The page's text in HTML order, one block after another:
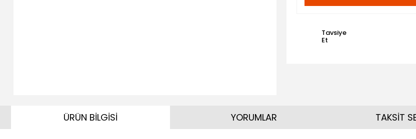
Tavsiye
Et
ÜRÜN BİLGİSİ YORUMLAR TAKSİT